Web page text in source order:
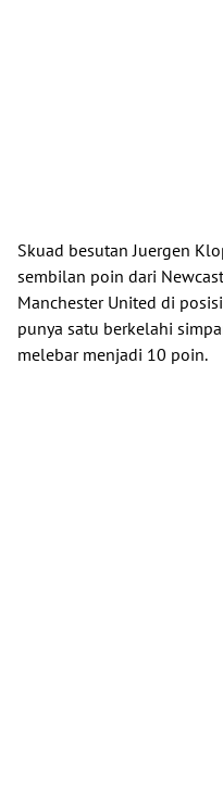
Skuad besutan Juergen
sembilan poin dari
Manchester United di
punya satu berkelahi
melebar menjadi 10 poin.